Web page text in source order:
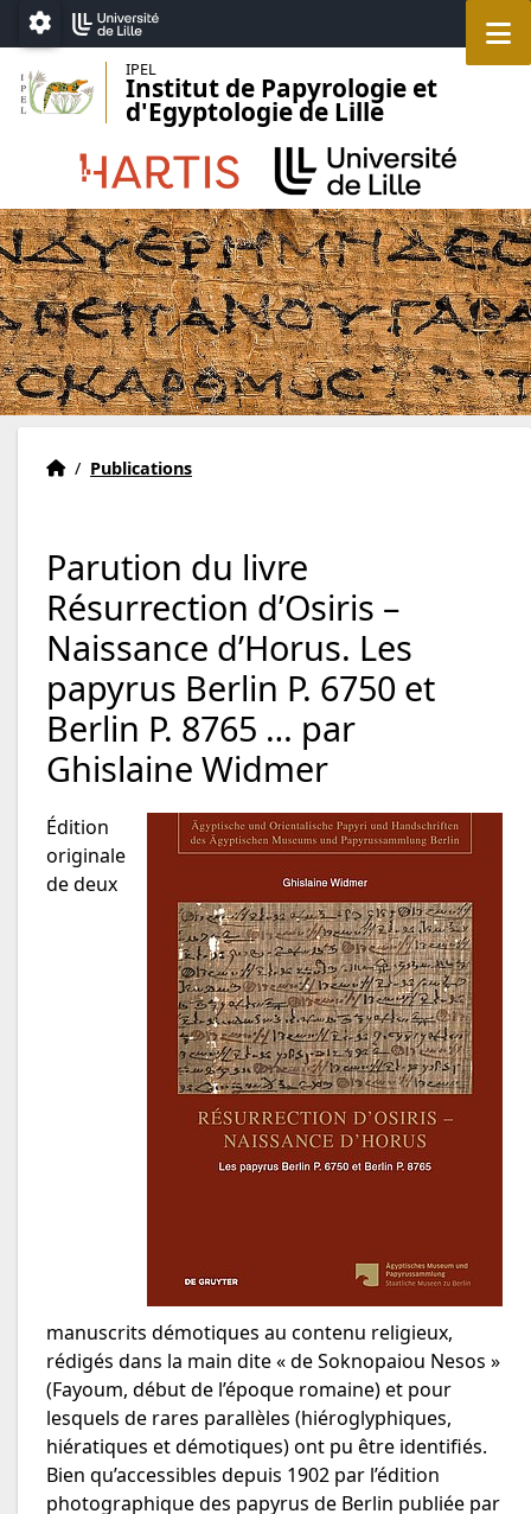
Accéder au menu principal
Accéder au contenu
Paramétrage
IPEL
Institut de Papyrologie et
d'Egyptologie de Lille
Accueil
Accueil
/ Publications
Parution du livre
Résurrection d’Osiris –
Naissance d’Horus. Les
papyrus Berlin P. 6750 et
Berlin P. 8765 … par
Ghislaine Widmer
Édition
originale
de deux
manuscrits démotiques au contenu religieux,
rédigés dans la main dite « de Soknopaiou Nesos »
(Fayoum, début de l’époque romaine) et pour
lesquels de rares parallèles (hiéroglyphiques,
hiératiques et démotiques) ont pu être identifiés.
Bien qu’accessibles depuis 1902 par l’édition
photographique des papyrus de Berlin publiée par